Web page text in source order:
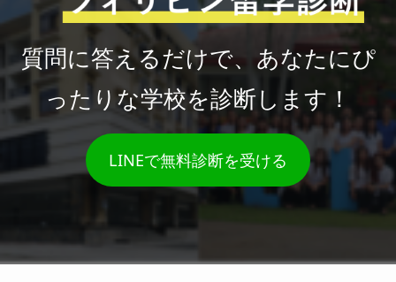
質問に答えるだけで、あなたにぴ
ったりな学校を診断します！
LINEで無料診断を受ける